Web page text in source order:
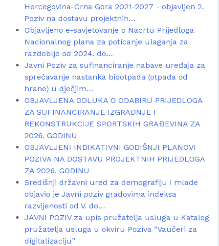
Hercegovina-Crna Gora 2021-2027 - objavljen 2.
Poziv na dostavu projektnih…
Objavljeno e-savjetovanje o Nacrtu Prijedloga
Nacionalnog plana za poticanje ulaganja za
razdoblje od 2024. do…
Javni Poziv za sufinanciranje nabave uređaja za
sprečavanje nastanka biootpada (otpada od
hrane) u dječjim…
OBJAVLJENA ODLUKA O ODABIRU PRIJEDLOGA
ZA SUFINANCIRANJE IZGRADNJE I
REKONSTRUKCIJE SPORTSKIH GRAĐEVINA ZA
2026. GODINU
OBJAVLJENI INDIKATIVNI GODIŠNJI PLANOVI
POZIVA NA DOSTAVU PROJEKTNIH PRIJEDLOGA
ZA 2026. GODINU
Središnji državni ured za demografiju i mlade
objavio je Javni poziv gradovima indeksa
razvijenosti od V. do…
JAVNI POZIV za upis pružatelja usluga u Katalog
pružatelja usluga u okviru Poziva “Vaučeri za
digitalizaciju”